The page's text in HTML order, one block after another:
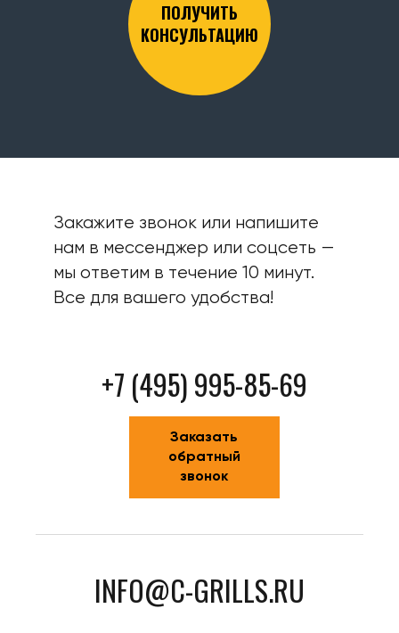
ПОЛУЧИТЬ
КОНСУЛЬТАЦИЮ
Закажите звонок или напишите
нам в мессенджер или соцсеть —
мы ответим в течение 10 минут.
Все для вашего удобства!
+7 (495) 995-85-69
Заказать
обратный
звонок
INFO@C-GRILLS.RU